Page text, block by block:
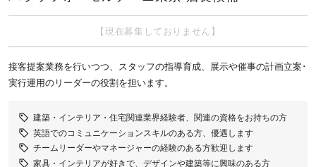
【現在募集しておりません】
接客提案業務を行いつつ、スタッフの指導育成、展示や催事の計画立案･
実行運用のリーダーの役割を担います。
建築・インテリア・住宅関連業界経験者、関連の資格をお持ちの方
英語でのコミュニケーションスキルのある方、優遇します
チームリーダーやマネージャーの経験のある方歓迎します
家具・インテリアが好きで、デザインや建築等に興味のある方